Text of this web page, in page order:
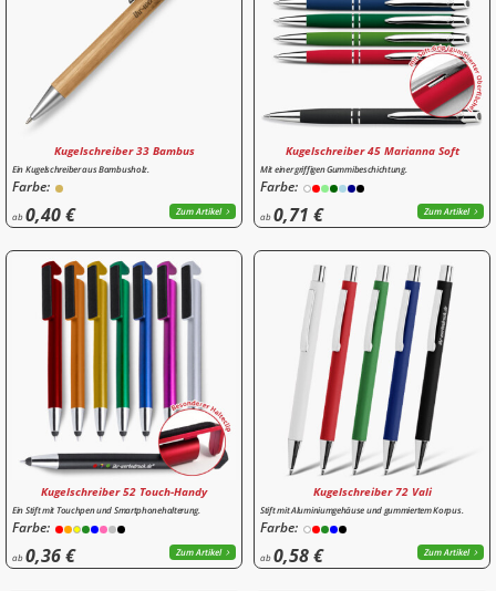
Kugelschreiber 33 Bambus
Ein Kugelschreiber aus Bambusholz.
Farbe:
ab0,40 € Zum Artikel
Kugelschreiber 45 Marianna Soft
Mit einer griffigen Gummibeschichtung.
Farbe:
ab0,71 € Zum Artikel
Kugelschreiber 52 Touch-Handy
Ein Stift mit Touchpen und Smartphonehalterung.
Farbe:
ab0,36 € Zum Artikel
Kugelschreiber 72 Vali
Stift mit Aluminiumgehäuse und gummiertem Korpus.
Farbe:
ab0,58 € Zum Artikel